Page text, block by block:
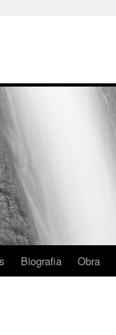
Biografia Obra